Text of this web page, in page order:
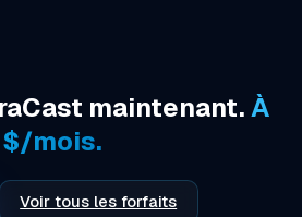
maintenant.À
mois.
Voir tous les forfaits